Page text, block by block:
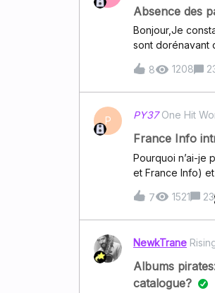
Absence des
Bonjour,Je
sont dorénavant
solution que
indiquer le titre
du nombre de
proposée par
trouver une
8 1208
P PY37 One Hit
France Info
Pourquoi n’ai-je
et France Info)
7 1521 23
NewkTrane
Albums
catalogue?